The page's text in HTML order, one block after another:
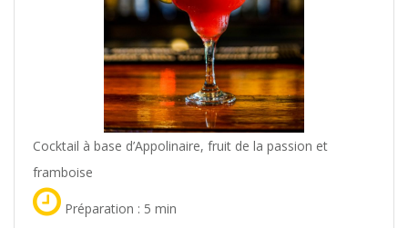
Cocktail à base d’Appolinaire, fruit de la passion et
framboise
Préparation : 5 min